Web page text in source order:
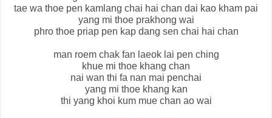
tae wa thoe pen kamlang chai hai chan dai kao kham pai
yang mi thoe prakhong wai
phro thoe priap pen kap dang sen chai hai chan
man roem chak fan laeok lai pen ching
khue mi thoe khang chan
nai wan thi fa nan mai penchai
yang mi thoe khang kan
thi yang khoi kum mue chan ao wai